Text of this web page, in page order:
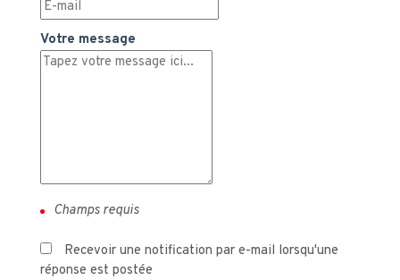
Votre message
Recevoir une notification par e-mail lorsqu'une
réponse est postée